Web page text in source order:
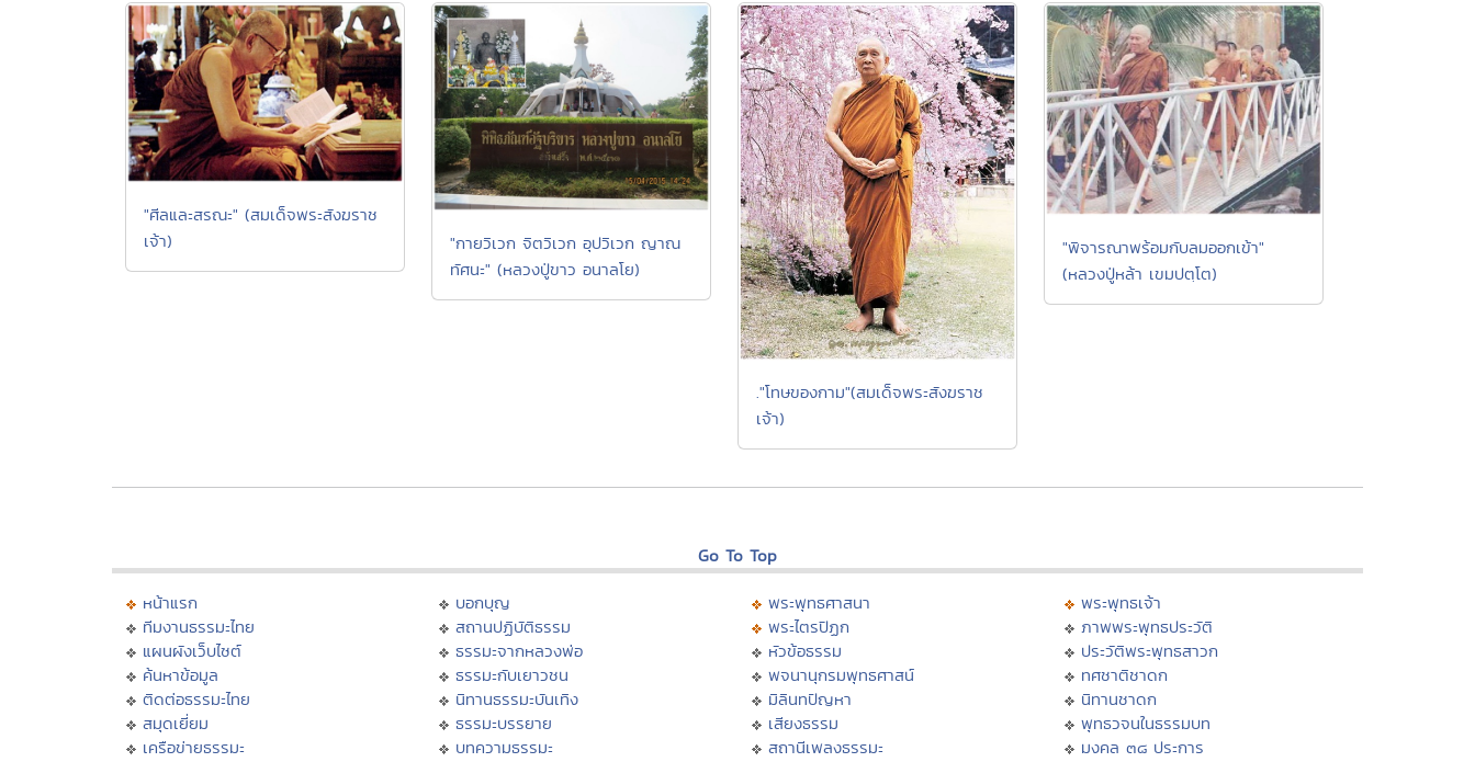
"ศีลและสรณะ" (สมเด็จพระสังฆราช
เจ้า)
"กายวิเวก จิตวิเวก อุปวิเวก ญาณ
ทัศนะ" (หลวงปู่ขาว อนาลโย)
."โทษของกาม"(สมเด็จพระสังฆราช
เจ้า)
"พิจารณาพร้อมกับลมออกเข้า"
(หลวงปู่หล้า เขมปตฺโต)
Go To Top
หน้าแรก
ทีมงานธรรมะไทย
แผนผังเว็บไซต์
ค้นหาข้อมูล
ติดต่อธรรมะไทย
สมุดเยี่ยม
เครือข่ายธรรมะ
บอกบุญ
สถานปฏิบัติธรรม
ธรรมะจากหลวงพ่อ
ธรรมะกับเยาวชน
นิทานธรรมะบันเทิง
ธรรมะบรรยาย
บทความธรรมะ
พระพุทธศาสนา
พระไตรปิฏก
หัวข้อธรรม
พจนานุกรมพุทธศาสน์
มิลินทปัญหา
เสียงธรรม
สถานีเพลงธรรมะ
พระพุทธเจ้า
ภาพพระพุทธประวัติ
ประวัติพระพุทธสาวก
ทศชาติชาดก
นิทานชาดก
พุทธวจนในธรรมบท
มงคล ๓๘ ประการ